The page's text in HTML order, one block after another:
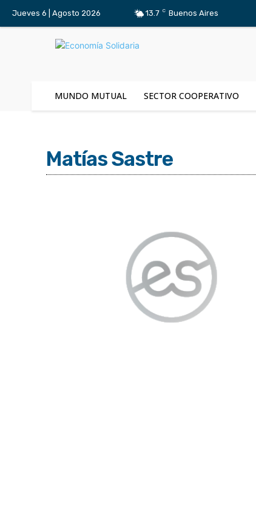
Jueves 6 | Agosto 2026 13.7 C Buenos Aires
MUNDO MUTUAL SECTOR COOPERATIVO
Matías Sastre